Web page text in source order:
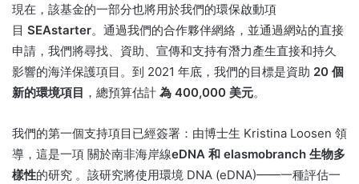
現在，該基金的一部分也將用於我們的環保啟動項
目 SEAstarter。 通過我們的合作夥伴網絡，並通過網站的直接
申請，我們將尋找、資助、宣傳和支持有潛力產生直接和持久
影響的海洋保護項目。 到 2021 年底，我們的目標是資助 20 個
新的環境項目 ，總預算估計 為 400,000 美元。
我們的第一個支持項目已經簽署：由博士生 Kristina Loosen 領
導，這是一項 關於南非海岸線eDNA 和 elasmobranch 生物多
樣性的研究 。 該研究將使用環境 DNA (eDNA)——一種評估一